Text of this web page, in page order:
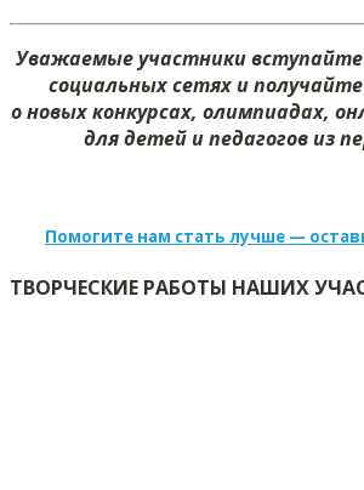
Уважаемые участники
социальных сетях и
о новых конкурсах, олимпиадах,
для детей и педагогов из
Помогите нам стать лучше —
ТВОРЧЕСКИЕ РАБОТЫ НАШИХ